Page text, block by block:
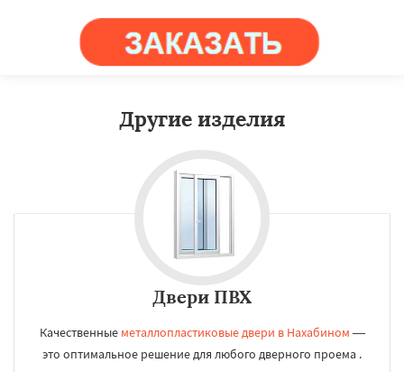
Другие изделия
Двери ПВХ
Качественные металлопластиковые двери в Нахабином —
это оптимальное решение для любого дверного проема .